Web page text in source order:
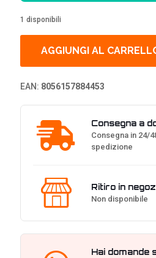
1 disponibili
AGGIUNGI AL
EAN: 8056157884453
Consegna a
Consegna in 24/
spedizione
Ritiro in
Non disponibile
Hai domande